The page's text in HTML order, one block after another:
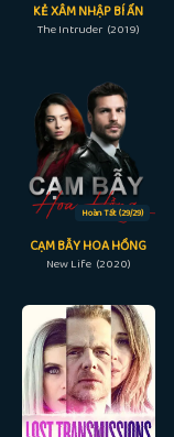
KẺ XÂM NHẬP BÍ ẨN
The Intruder (2019)
Hoàn Tất (29/29)
CẠM BẪY HOA HỒNG
New Life (2020)